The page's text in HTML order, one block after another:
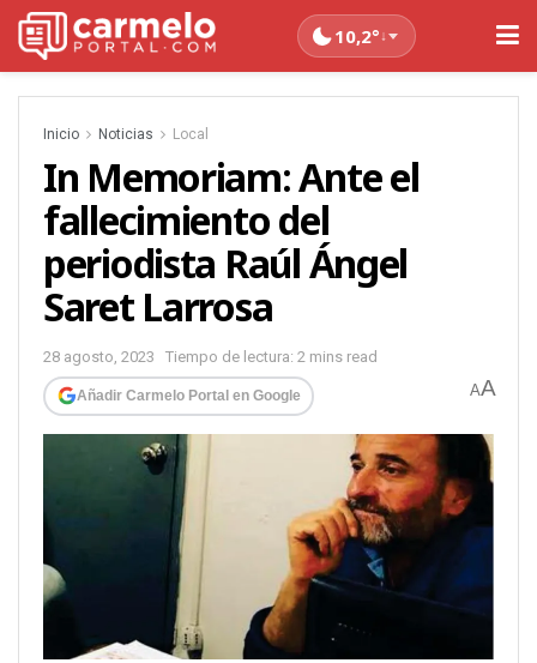
10,2°↓
Inicio Noticias Local
In Memoriam: Ante el
fallecimiento del
periodista Raúl Ángel
Saret Larrosa
28 agosto, 2023 Tiempo de lectura: 2 mins read
Añadir Carmelo Portal en Google AA